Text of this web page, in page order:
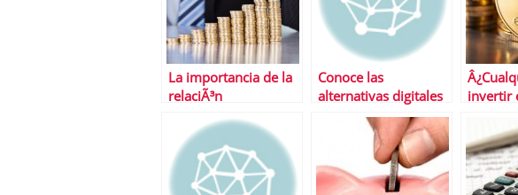
La importancia de la
relaciÃ³n
Conoce las
alternativas digitales
que son mÃ¡s
utilizadas por los
negocios exitosos
invertir